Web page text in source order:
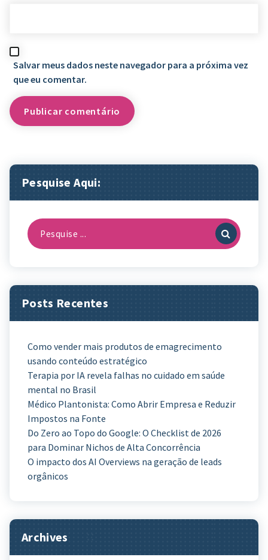
Salvar meus dados neste navegador para a próxima vez
que eu comentar.
Pesquise Aqui:
Pesquisa
por:
Posts Recentes
Como vender mais produtos de emagrecimento
usando conteúdo estratégico
Terapia por IA revela falhas no cuidado em saúde
mental no Brasil
Médico Plantonista: Como Abrir Empresa e Reduzir
Impostos na Fonte
Do Zero ao Topo do Google: O Checklist de 2026
para Dominar Nichos de Alta Concorrência
O impacto dos AI Overviews na geração de leads
orgânicos
Archives